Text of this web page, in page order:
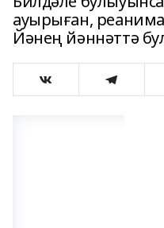
ауырыған,
Йәнең йәннәттә